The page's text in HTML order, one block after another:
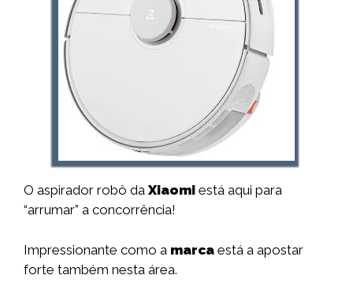
O aspirador robô da Xiaomi está aqui para
“arrumar” a concorrência!
Impressionante como a marca está a apostar
forte também nesta área.